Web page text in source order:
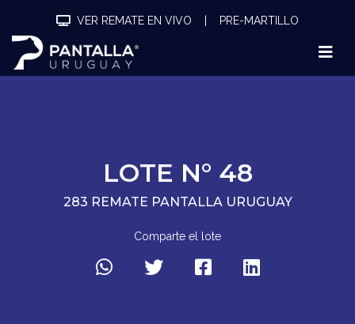
VER REMATE EN VIVO PRE-MARTILLO
LOTE N° 48
283 REMATE PANTALLA URUGUAY
Comparte el lote